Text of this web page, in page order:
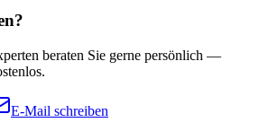
beraten Sie gerne persönlich —
E-Mail schreiben